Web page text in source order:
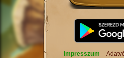
Impresszum